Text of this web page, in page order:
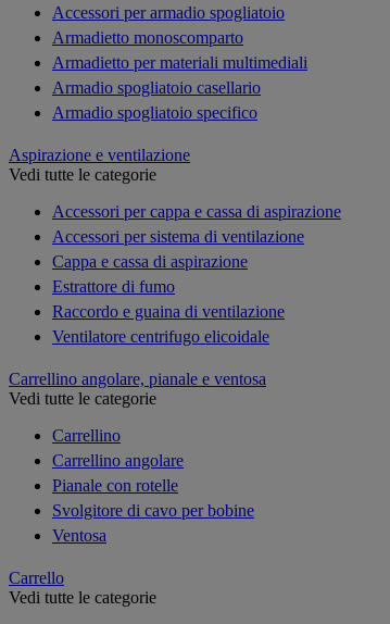
Accessori per armadio spogliatoio
Armadietto monoscomparto
Armadietto per materiali multimediali
Armadio spogliatoio casellario
Armadio spogliatoio specifico
Aspirazione e ventilazione
Vedi tutte le categorie
Accessori per cappa e cassa di aspirazione
Accessori per sistema di ventilazione
Cappa e cassa di aspirazione
Estrattore di fumo
Raccordo e guaina di ventilazione
Ventilatore centrifugo elicoidale
Carrellino angolare, pianale e ventosa
Vedi tutte le categorie
Carrellino
Carrellino angolare
Pianale con rotelle
Svolgitore di cavo per bobine
Ventosa
Carrello
Vedi tutte le categorie